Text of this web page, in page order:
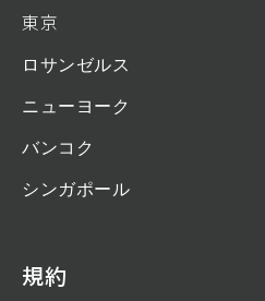
東京
ロサンゼルス
ニューヨーク
バンコク
シンガポール
規約